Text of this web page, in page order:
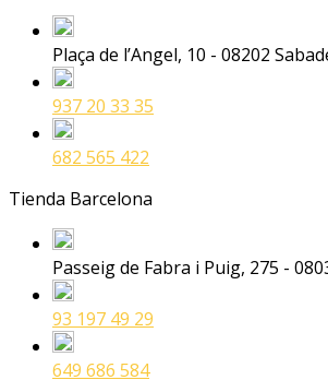
Plaça de l’Angel, 10 - 08202
937 20 33 35
682 565 422
Tienda Barcelona
Passeig de Fabra i Puig, 275 -
93 197 49 29
649 686 584